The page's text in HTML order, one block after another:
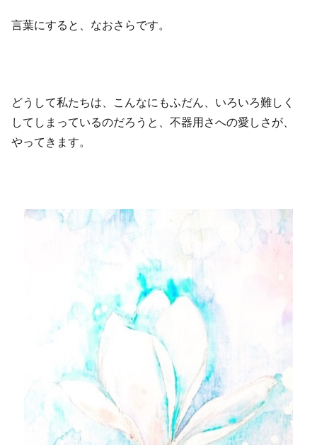
言葉にすると、なおさらです。
どうして私たちは、こんなにもふだん、いろいろ難しく
してしまっているのだろうと、不器用さへの愛しさが、
やってきます。